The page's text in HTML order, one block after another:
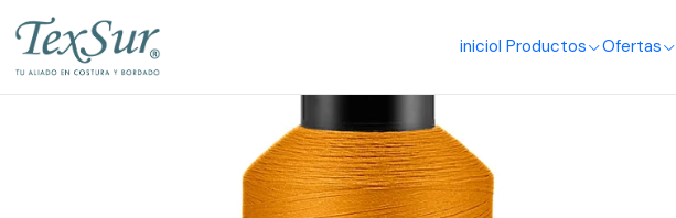
inicioI Productos Ofertas